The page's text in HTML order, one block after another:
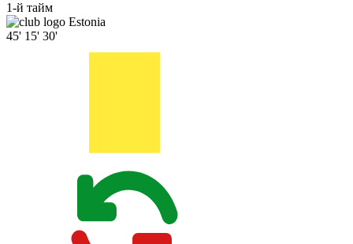
1-й тайм
Estonia
45' 15' 30'